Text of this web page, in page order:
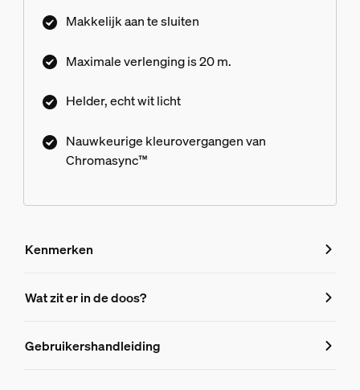
Chromasync™ technologie voor een vlekkeloze
Makkelijk aan te sluiten
Maximale verlenging is 20 m.
Helder, echt wit licht
Nauwkeurige kleurovergangen van
Chromasync™
Kenmerken
Kenmerken
8721103103437
Wat zit er in de doos?
Gebruikershandleiding